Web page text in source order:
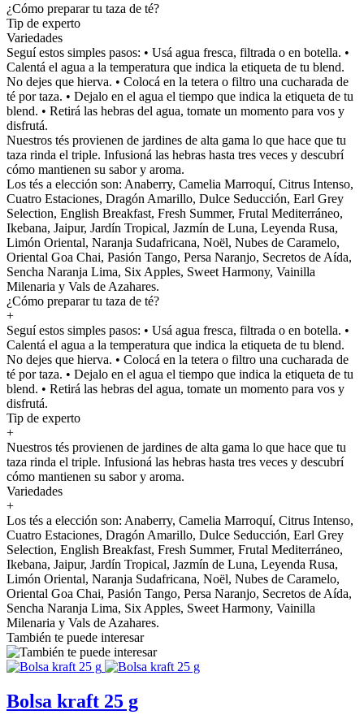
¿Cómo preparar tu taza de té?
Tip de experto
Variedades
Seguí estos simples pasos: • Usá agua fresca, filtrada o en botella. •
Calentá el agua a la temperatura que indica la etiqueta de tu blend.
No dejes que hierva. • Colocá en la tetera o filtro una cucharada de
té por taza. • Dejalo en el agua el tiempo que indica la etiqueta de tu
blend. • Retirá las hebras del agua, tomate un momento para vos y
disfrutá.
Nuestros tés provienen de jardines de alta gama lo que hace que tu
taza rinda el triple. Infusioná las hebras hasta tres veces y descubrí
cómo mantienen su sabor y aroma.
Los tés a elección son: Anaberry, Camelia Marroquí, Citrus Intenso,
Cuatro Estaciones, Dragón Amarillo, Dulce Seducción, Earl Grey
Selection, English Breakfast, Fresh Summer, Frutal Mediterráneo,
Ikebana, Jaipur, Jardín Tropical, Jazmín de Luna, Leyenda Rusa,
Limón Oriental, Naranja Sudafricana, Noël, Nubes de Caramelo,
Oriental Goa Chai, Pasión Tango, Persa Naranjo, Secretos de Aída,
Sencha Naranja Lima, Six Apples, Sweet Harmony, Vainilla
Milenaria y Vals de Azahares.
¿Cómo preparar tu taza de té?
+
Seguí estos simples pasos: • Usá agua fresca, filtrada o en botella. •
Calentá el agua a la temperatura que indica la etiqueta de tu blend.
No dejes que hierva. • Colocá en la tetera o filtro una cucharada de
té por taza. • Dejalo en el agua el tiempo que indica la etiqueta de tu
blend. • Retirá las hebras del agua, tomate un momento para vos y
disfrutá.
Tip de experto
+
Nuestros tés provienen de jardines de alta gama lo que hace que tu
taza rinda el triple. Infusioná las hebras hasta tres veces y descubrí
cómo mantienen su sabor y aroma.
Variedades
+
Los tés a elección son: Anaberry, Camelia Marroquí, Citrus Intenso,
Cuatro Estaciones, Dragón Amarillo, Dulce Seducción, Earl Grey
Selection, English Breakfast, Fresh Summer, Frutal Mediterráneo,
Ikebana, Jaipur, Jardín Tropical, Jazmín de Luna, Leyenda Rusa,
Limón Oriental, Naranja Sudafricana, Noël, Nubes de Caramelo,
Oriental Goa Chai, Pasión Tango, Persa Naranjo, Secretos de Aída,
Sencha Naranja Lima, Six Apples, Sweet Harmony, Vainilla
Milenaria y Vals de Azahares.
También te puede interesar
Bolsa kraft 25 g